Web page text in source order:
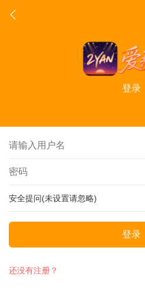
登录
安全提问(未设置请忽略)
登录
还没有注册？